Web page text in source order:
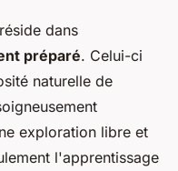
dans
préparé. Celui-ci
naturelle de
exploration libre et
l'apprentissage